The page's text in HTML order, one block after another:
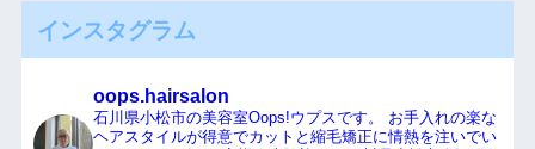
インスタグラム
oops.hairsalon
石川県小松市の美容室Oops!ウプスです。
お手入れの楽な
ヘアスタイルが得意でカットと縮毛矯正に情熱を注いでい